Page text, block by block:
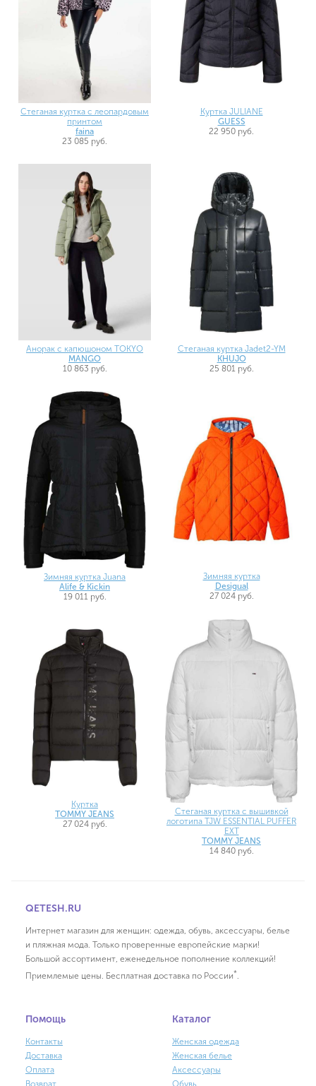
Стеганая куртка с леопардовым
принтом
faina
23 085 руб.
Куртка JULIANE
GUESS
22 950 руб.
Анорак с капюшоном TOKYO
MANGO
10 863 руб.
Стеганая куртка Jadet2-YM
KHUJO
25 801 руб.
Зимняя куртка Juana
Alife & Kickin
19 011 руб.
Зимняя куртка
Desigual
27 024 руб.
Куртка
TOMMY JEANS
27 024 руб.
Стеганая куртка с вышивкой
логотипа TJW ESSENTIAL PUFFER
EXT
TOMMY JEANS
14 840 руб.
QETESH.RU
Интернет магазин для женщин: одежда, обувь, аксессуары, белье
и пляжная мода. Только проверенные европейские марки!
Большой ассортимент, еженедельное пополнение коллекций!
Приемлемые цены. Бесплатная доставка по России*.
Помощь
Контакты
Доставка
Оплата
Возврат
Каталог
Женская одежда
Женская белье
Аксессуары
Обувь